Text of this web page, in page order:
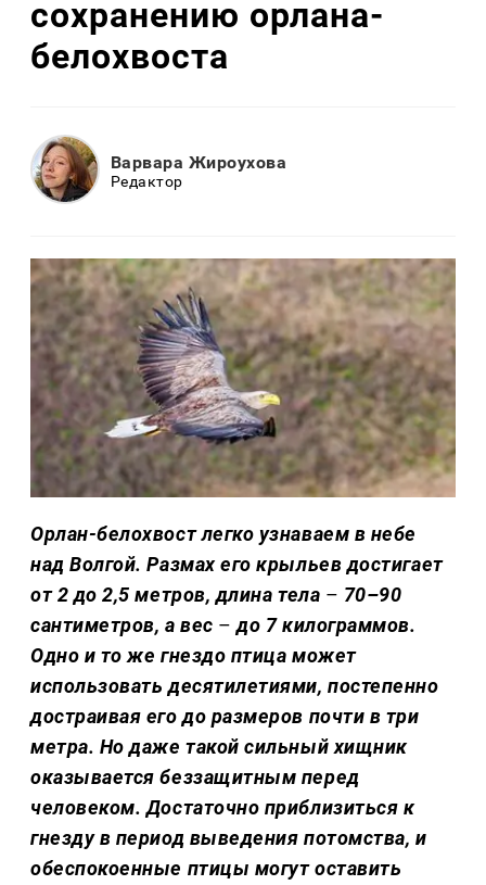
сохранению орлана-
белохвоста
Варвара Жироухова
Редактор
Орлан-белохвост легко узнаваем в небе
над Волгой. Размах его крыльев достигает
от 2 до 2,5 метров, длина тела – 70–90
сантиметров, а вес – до 7 килограммов.
Одно и то же гнездо птица может
использовать десятилетиями, постепенно
достраивая его до размеров почти в три
метра. Но даже такой сильный хищник
оказывается беззащитным перед
человеком. Достаточно приблизиться к
гнезду в период выведения потомства, и
обеспокоенные птицы могут оставить